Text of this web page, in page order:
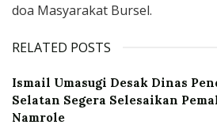
doa Masyarakat Bursel.
RELATED POSTS
Ismail Umasugi Desak Dinas
Selatan Segera Selesaikan
Namrole